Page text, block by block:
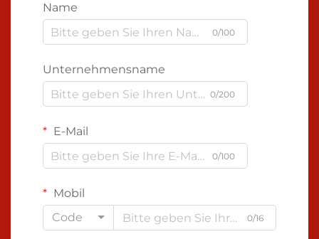
Name
0/100
Unternehmensname
0/200
E-Mail
0/100
Mobil
Code
0/16